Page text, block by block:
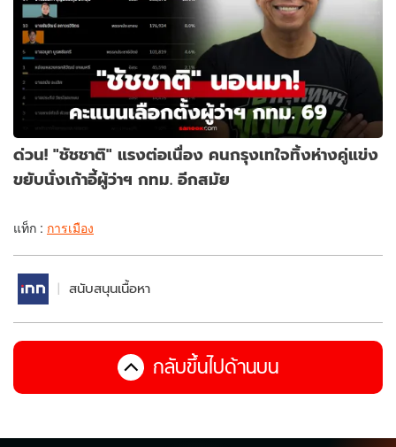
ด่วน! "ชัชชาติ" แรงต่อเนื่อง คนกรุงเทใจทิ้งห่างคู่แข่ง
ขยับนั่งเก้าอี้ผู้ว่าฯ กทม. อีกสมัย
แท็ก : การเมือง
สนับสนุนเนื้อหา
กลับขึ้นไปด้านบน